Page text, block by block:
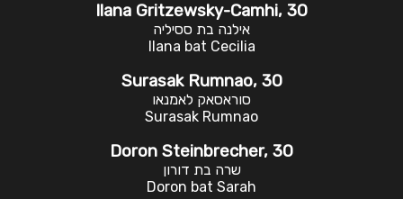
Ilana Gritzewsky-Camhi, 30
אילנה בת ססיליה
Ilana bat Cecilia
Surasak Rumnao, 30
סוראסאק לאמנאו
Surasak Rumnao
Doron Steinbrecher, 30
שרה בת דורון
Doron bat Sarah